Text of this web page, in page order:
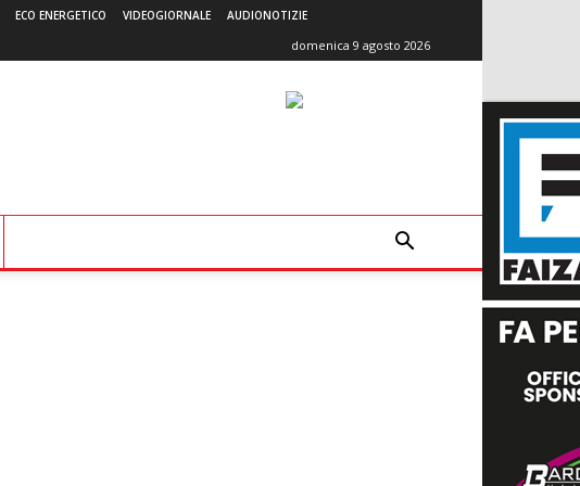
ECO ENERGETICO VIDEOGIORNALE AUDIONOTIZIE
domenica 9 agosto 2026